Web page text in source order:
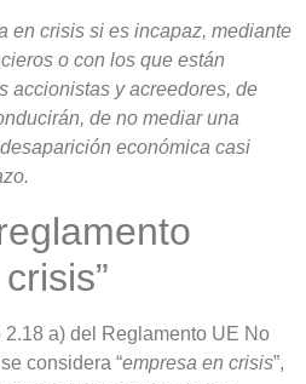
en crisis si es incapaz, mediante
o con los que están
accionistas y acreedores, de
de no mediar una
económica casi
a) del Reglamento UE No
considera “empresa en crisis”,